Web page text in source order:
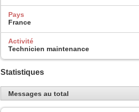
Pays
France
Activité
Technicien maintenance
Statistiques
Messages au total